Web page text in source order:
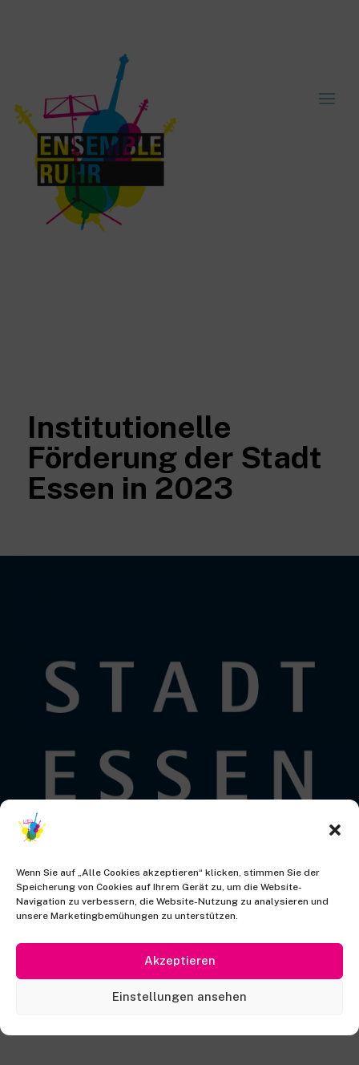
Wenn Sie auf „Alle Cookies akzeptieren“ klicken, stimmen Sie der
Speicherung von Cookies auf Ihrem Gerät zu, um die Website-
Navigation zu verbessern, die Website-Nutzung zu analysieren und
unsere Marketingbemühungen zu unterstützen.
Akzeptieren
Einstellungen ansehen
Institutionelle
Förderung der Stadt
Essen in 2023
Wir danken der Stadt Essen für
die institutionelle Förderung in